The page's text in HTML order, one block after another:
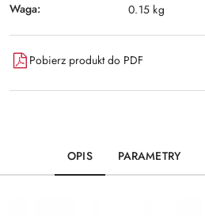
Waga: 0.15 kg
Pobierz produkt do PDF
OPIS PARAMETRY